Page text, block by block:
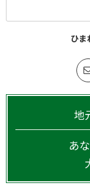
ひま
地
あ